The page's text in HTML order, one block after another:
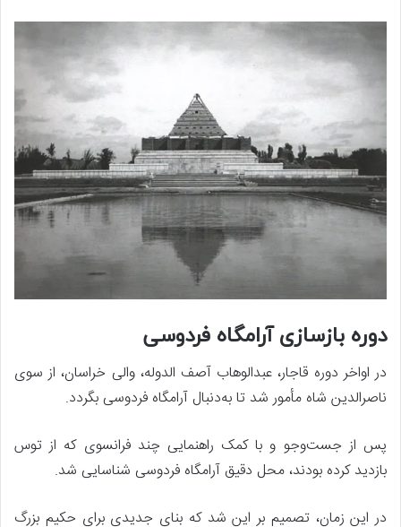
دوره بازسازی آرامگاه فردوسی
در اواخر دوره قاجار، عبدالوهاب آصف الدوله، والی خراسان، از سوی
ناصرالدین شاه مأمور شد تا به‌دنبال آرامگاه فردوسی بگردد.
پس از جست‌وجو و با کمک راهنمایی چند فرانسوی که از توس
بازدید کرده بودند، محل دقیق آرامگاه فردوسی شناسایی شد.
در این زمان، تصمیم بر این شد که بنای جدیدی برای حکیم بزرگ